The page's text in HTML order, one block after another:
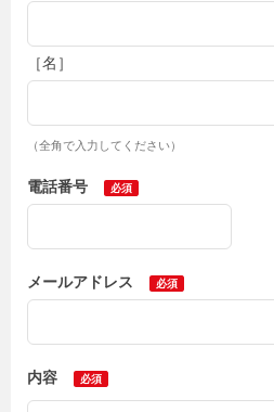
［名］
（全角で入力してください）
電話番号
メールアドレス
内容